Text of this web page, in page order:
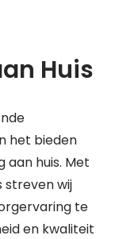
Huis
het bieden
aan huis. Met
streven wij
te
en kwaliteit